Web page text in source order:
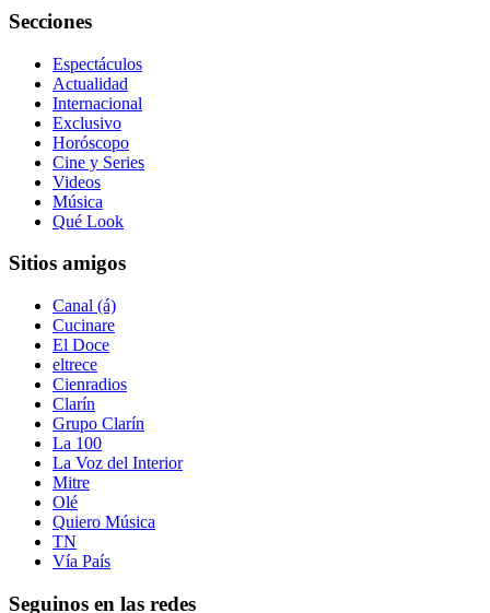
Secciones
Espectáculos
Actualidad
Internacional
Exclusivo
Horóscopo
Cine y Series
Videos
Música
Qué Look
Sitios amigos
Canal (á)
Cucinare
El Doce
eltrece
Cienradios
Clarín
Grupo Clarín
La 100
La Voz del Interior
Mitre
Olé
Quiero Música
TN
Vía País
Seguinos en las redes